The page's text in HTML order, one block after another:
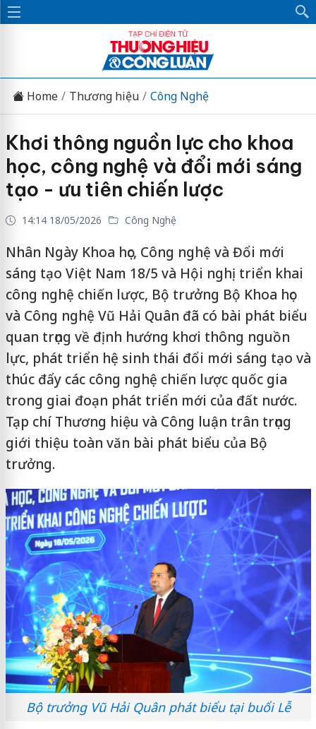
Home Thương hiệu Công Nghệ
Khơi thông nguồn lực cho khoa
học, công nghệ và đổi mới sáng
tạo - ưu tiên chiến lược
14:14 18/05/2026 Công Nghệ
Nhân Ngày Khoa học, Công nghệ và Đổi mới
sáng tạo Việt Nam 18/5 và Hội nghị triển khai
công nghệ chiến lược, Bộ trưởng Bộ Khoa học
và Công nghệ Vũ Hải Quân đã có bài phát biểu
quan trọng về định hướng khơi thông nguồn
lực, phát triển hệ sinh thái đổi mới sáng tạo và
thúc đẩy các công nghệ chiến lược quốc gia
trong giai đoạn phát triển mới của đất nước.
Tạp chí Thương hiệu và Công luận trân trọng
giới thiệu toàn văn bài phát biểu của Bộ
trưởng.
Bộ trưởng Vũ Hải Quân phát biểu tại buổi Lễ